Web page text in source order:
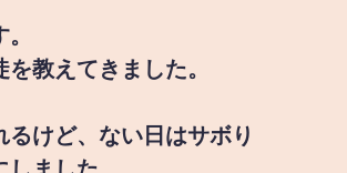
教えてきました。
けど、ない日はサボり